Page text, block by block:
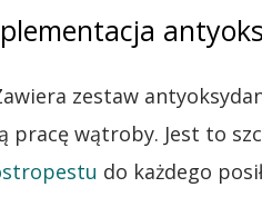
zestaw
wątroby. Jest to
do każdego